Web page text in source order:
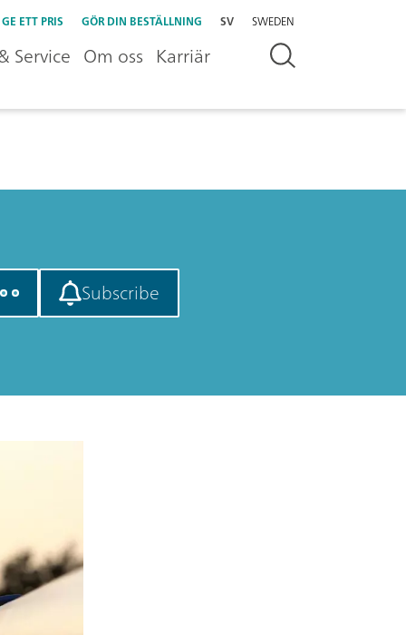
GE ETT PRIS GÖR DIN BESTÄLLNING SV SWEDEN
Service Om oss Karriär
Subscribe